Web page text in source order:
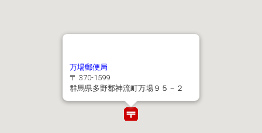
万場郵便局
〒 370-1599
群馬県多野郡神流町万場９５－２